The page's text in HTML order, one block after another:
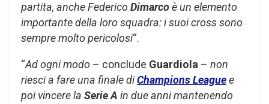
partita, anche FedericoDimarcoè un elemento
importante della loro squadra: i suoi cross sono
sempre molto pericolosi“.
“Ad ogni modo – conclude Guardiola – non
riesci a fare una finale diChampions Leaguee
poi vincere la Serie A in due anni mantenendo